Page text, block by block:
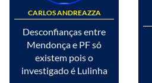
CARLOS ANDREAZZA
Desconfianças entre
Mendonça e PF só
existem pois o
investigado é Lulinha